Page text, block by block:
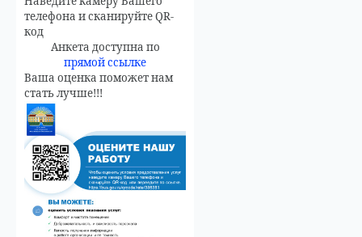
телефона и сканируйте QR-
код
Анкета доступна по
прямой ссылке
Ваша оценка поможет нам
стать лучше!!!